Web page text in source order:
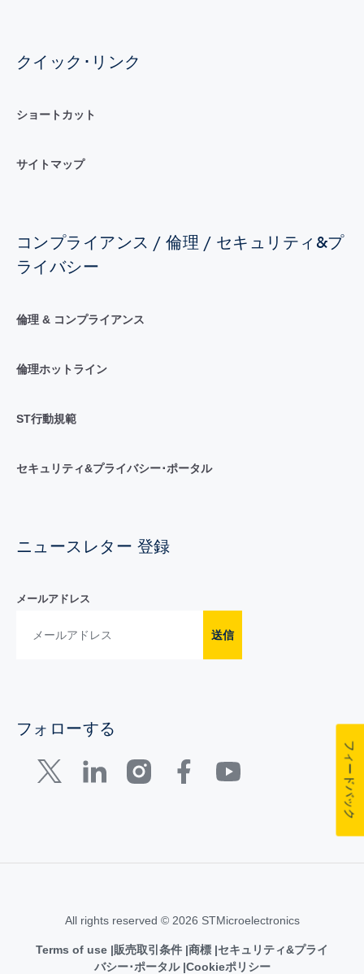
クイック･リンク
ショートカット
サイトマップ
コンプライアンス / 倫理 / セキュリティ&プ
ライバシー
倫理 & コンプライアンス
倫理ホットライン
ST行動規範
セキュリティ&プライバシー･ポータル
ニュースレター 登録
メールアドレス
送信
フォローする
All rights reserved © 2026 STMicroelectronics
Terms of use 販売取引条件 商標 セキュリティ&プライ
バシー･ポータル Cookieポリシー
フィードバック